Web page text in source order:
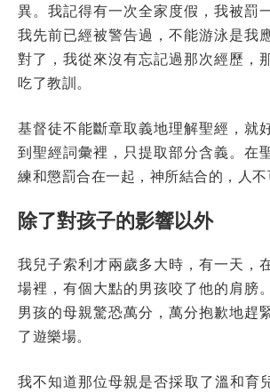
異。我記得有一次全家度假，我被罰
我先前已經被警告過，不能游泳是我
對了，我從來沒有忘記過那次經歷，
吃了教訓。
基督徒不能斷章取義地理解聖經，就
到聖經詞彙裡，只提取部分含義。在
練和懲罰合在一起，神所結合的，人不
除了對孩子的影響以外
我兒子索利才兩歲多大時，有一天，
場裡，有個大點的男孩咬了他的肩膀
男孩的母親驚恐萬分，萬分抱歉地趕
了遊樂場。
我不知道那位母親是否採取了溫和